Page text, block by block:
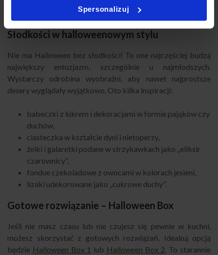
Spersonalizuj
serowe kulki z ziołami udekorowane jak „małe dynie”.
Słodkości w halloweenowym stylu
Nie ma Halloween bez słodkości! To one najczęściej budzą
największy entuzjazm, szczególnie u najmłodszych.
Wystarczy odrobina wyobraźni, aby nawet najprostsze
desery wyglądały wyjątkowo. Oto kilka inspiracji:
babeczki z lukrem i dekoracjami w formie pająków czy
duchów,
ciasteczka w kształcie dyni i nietoperzy,
żelki i galaretki podane w strzykawkach jako „eliksir
czarownicy”,
fondue czekoladowe z owocami w kolorach jesieni,
lizaki udekorowane jako „cukrowe duchy”.
Gotowe rozwiązanie – Halloween Box
Jeśli nie masz czasu lub nie czujesz się pewnie w kuchni,
możesz skorzystać z gotowych rozwiązań. Idealną opcją
będzie Halloween Box 1 lub Halloween Box 2. To starannie